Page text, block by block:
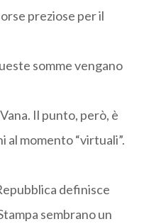
preziose per il
somme vengano
Il punto, però, è
al momento “virtuali”.
definisce
sembrano un